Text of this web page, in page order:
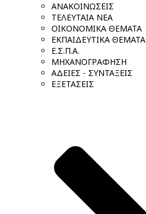
ΑΝΑΚΟΙΝΩΣΕΙΣ
ΤΕΛΕΥΤΑΙΑ ΝΕΑ
ΟΙΚΟΝΟΜΙΚΑ ΘΕΜΑΤΑ
ΕΚΠΑΙΔΕΥΤΙΚΑ ΘΕΜΑΤΑ
Ε.Σ.Π.Α.
ΜΗΧΑΝΟΓΡΑΦΗΣΗ
ΑΔΕΙΕΣ - ΣΥΝΤΑΞΕΙΣ
ΕΞΕΤΑΣΕΙΣ